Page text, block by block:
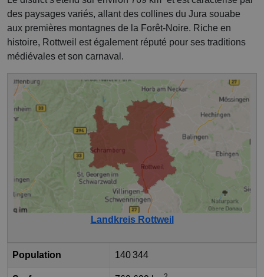
des paysages variés, allant des collines du Jura souabe
aux premières montagnes de la Forêt-Noire. Riche en
histoire, Rottweil est également réputé pour ses traditions
médiévales et son carnaval.
Landkreis Rottweil
Population 140 344